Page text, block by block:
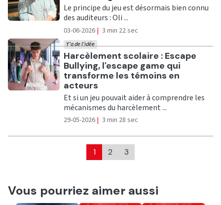
Le principe du jeu est désormais bien connu
des auditeurs : Oli ...
03-06-2026 | 3 min 22 sec
Ecouter
Harcèlement scolaire : Escape
Bullying, l'escape game qui
transforme les témoins en
acteurs
Y'a de l'idée
Et si un jeu pouvait aider à comprendre les
mécanismes du harcèlement ...
29-05-2026 | 3 min 28 sec
1 2 3
Vous pourriez aimer aussi